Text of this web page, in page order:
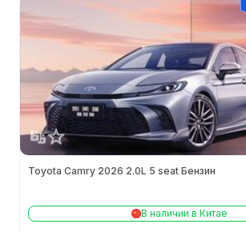
Механизм газораспределения
Кол-во клапанов на цилиндр (шт.)
Октановое число топлива
Обороты макс. мощности (об/мин)
Объём (л)
Макс. мощность (кВт)
Toyota Camry 2026 2.0L 5 seat Бензин
В наличии в Китае